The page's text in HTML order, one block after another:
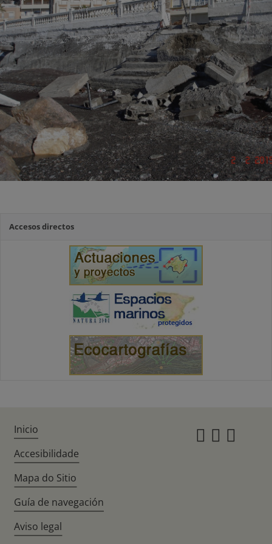
Accesos directos
Inicio
Accesibilidade
Mapa do Sitio
Guía de navegación
Aviso legal